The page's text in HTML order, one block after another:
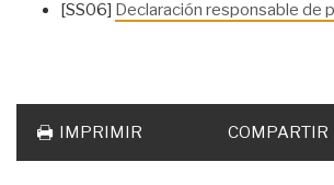
[SS06] Declaración responsable de
IMPRIMIR COMPARTIR